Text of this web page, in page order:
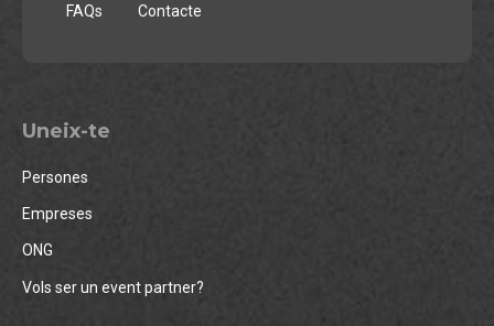
FAQs Contacte
Uneix-te
Persones
Empreses
ONG
Vols ser un event partner?